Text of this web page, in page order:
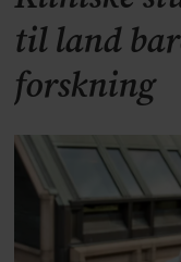
til land
forskning